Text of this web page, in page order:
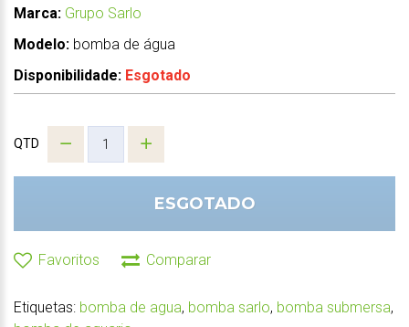
Marca: Grupo Sarlo
Modelo: bomba de água
Disponibilidade: Esgotado
QTD
ESGOTADO
Favoritos Comparar
Etiquetas: bomba de agua, bomba sarlo, bomba submersa,